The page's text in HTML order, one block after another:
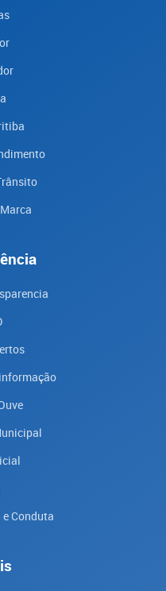
Conduta